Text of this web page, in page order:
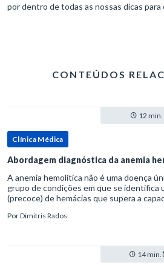
por dentro de todas as nossas dicas
CONTEÚDOS
12 min.
Clínica Médica
Abordagem diagnóstica da anemia
A anemia hemolítica não é uma doença
grupo de condições em que se identifica
(precoce) de hemácias que supera a
PorDimitris Rados
14 min.